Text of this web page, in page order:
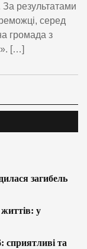
результатами
серед
громада з
[…]
загибель
у
сприятливі та